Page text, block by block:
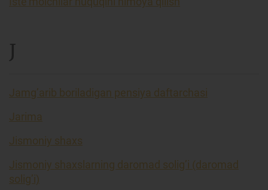
J
Jamg’arib boriladigan pensiya daftarchasi
Jarima
Jismoniy shaxs
Jismoniy shaxslarning daromad solig’i (daromad
solig’i)